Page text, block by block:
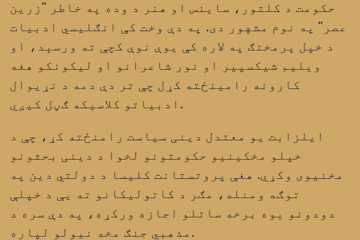
حکومت د کلتور، ساینس او هنر د وده په خاطر "زرین
عصر" په نوم مشهور دی. په دې وخت کې انګلیسي ادبيات
د خپل پرمختګ په لاره کې یوې نوې کچې ته ورسېد، او
ویلیم شیکسپیر او نور شاعرانو او لیکونکو هغه
کارونه رامینځته کړل چې تر دې دمه د نړیوال
ادبیاتو کلاسیکه ګڼل کیږي.
ایلزابت یو معتدل دینی سیاست رامنځته کړ، چې د
خپلو مخکینیو حکومتونو لخوا د دینی بحثونو
مخنیوی وکړي. هغې پروتستانت کلیسا د دولتي دین په
توګه ومنله، مګر د کاتولیکانو ته یې د خپلې
دودونو یوه برخه ساتلو اجازه ورکړه، په دې سره د
مذهبي جنګ مخه نیولو لپاره.